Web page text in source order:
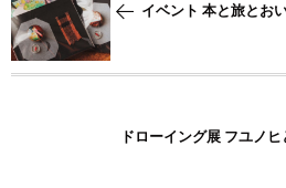
イベント 本と旅とお
ドローイング展 フユノ